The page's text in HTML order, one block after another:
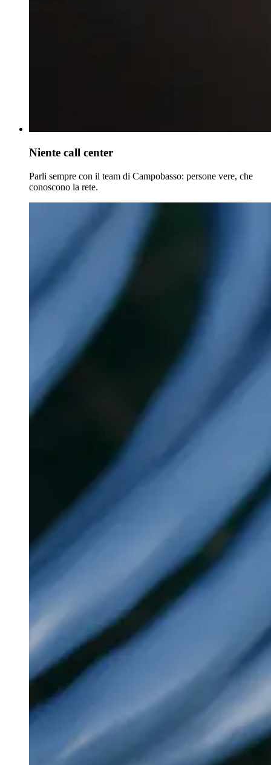
Niente call center
Parli sempre con il team di Campobasso: persone vere, che
conoscono la rete.